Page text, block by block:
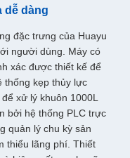
dễ dàng
đặc trưng của Huayu
người dùng. Máy có
xác được thiết kế để
thống kẹp thủy lực
xử lý khuôn 1000L
bởi hệ thống PLC trực
quản lý chu kỳ sản
thiểu lãng phí. Thiết